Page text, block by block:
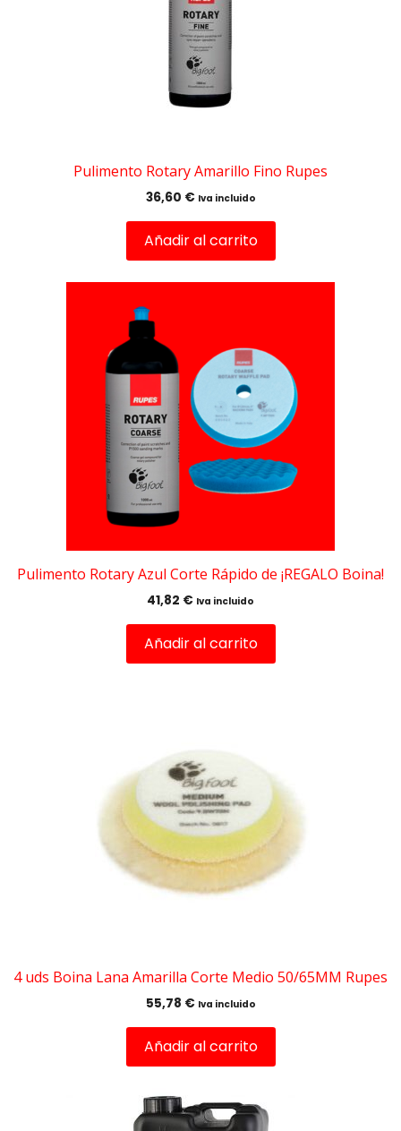
Pulimento Rotary Amarillo Fino Rupes
36,60 € Iva incluido
Añadir al carrito
Pulimento Rotary Azul Corte Rápido de ¡REGALO Boina!
41,82 € Iva incluido
Añadir al carrito
4 uds Boina Lana Amarilla Corte Medio 50/65MM Rupes
55,78 € Iva incluido
Añadir al carrito